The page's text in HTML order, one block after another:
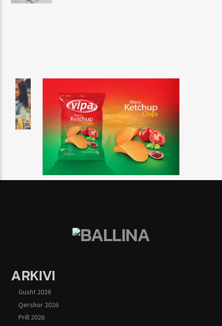
ARKIVI
Gusht 2026
Qershor 2026
Prill 2026